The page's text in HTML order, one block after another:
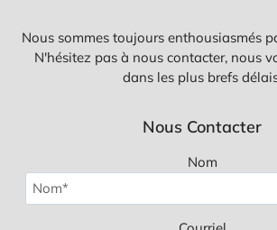
Nous sommes toujours enthousiasmés
N'hésitez pas à nous contacter, nous
dans les plus brefs
Nous Contacter
Nom